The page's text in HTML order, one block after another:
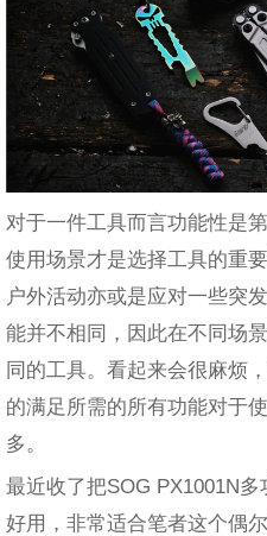
对于一件工具而言功能性是
使用场景才是选择工具的重
户外活动亦或是应对一些突
能并不相同，因此在不同场
同的工具。看起来会很麻烦
的满足所需的所有功能对于
多。
最近收了把SOG PX1001N
好用，非常适合笔者这个偶